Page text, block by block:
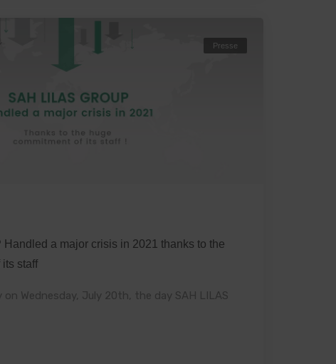
Presse
a major crisis in 2021 thanks to the
its staff
Wednesday, July 20th, the day SAH LILAS